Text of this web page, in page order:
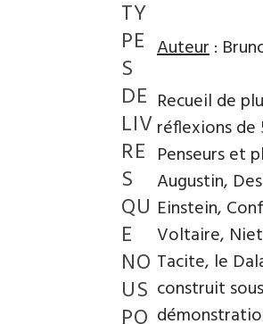
Auteur:
Recueil de
réflexions de
Penseurs et
Augustin,
Einstein,
Voltaire,
Tacite, le
construit
TY
PE
S
DE
LIV
RE
S
QU
E
NO
US